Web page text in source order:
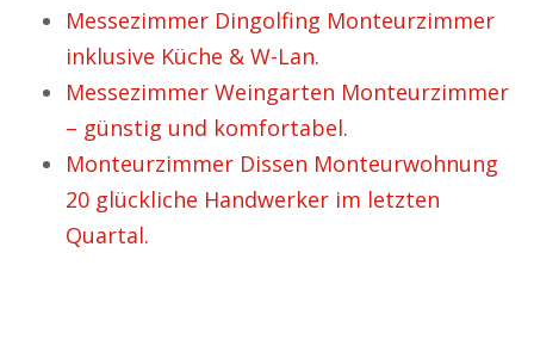
Messezimmer Dingolfing Monteurzimmer
inklusive Küche & W-Lan.
Messezimmer Weingarten Monteurzimmer
– günstig und komfortabel.
Monteurzimmer Dissen Monteurwohnung
20 glückliche Handwerker im letzten
Quartal.